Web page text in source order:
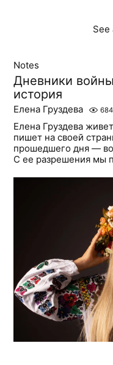
See
Notes
Дневники
история
Елена Груздева
Елена Груздева
пишет на своей
прошедшего дня —
С ее разрешения мы